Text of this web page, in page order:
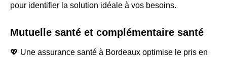
pour identifier la solution idéale à vos besoins.
Mutuelle santé et complémentaire santé
💖 Une assurance santé à Bordeaux optimise le pris en